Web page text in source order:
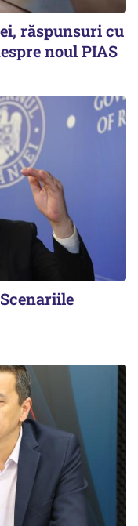
răspunsuri cu
noul PIAS